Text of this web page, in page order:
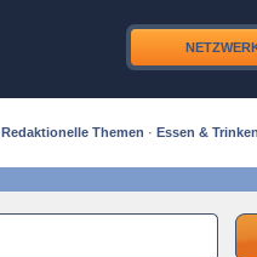
Redaktionelle Themen · Essen &